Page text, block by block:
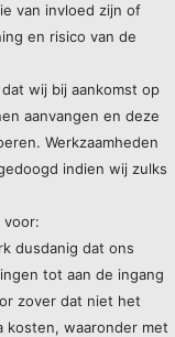
van invloed zijn of
en risico van de
wij bij aankomst op
aanvangen en deze
Werkzaamheden
indien wij zulks
voor:
dusdanig dat ons
tot aan de ingang
zover dat niet het
kosten, waaronder met